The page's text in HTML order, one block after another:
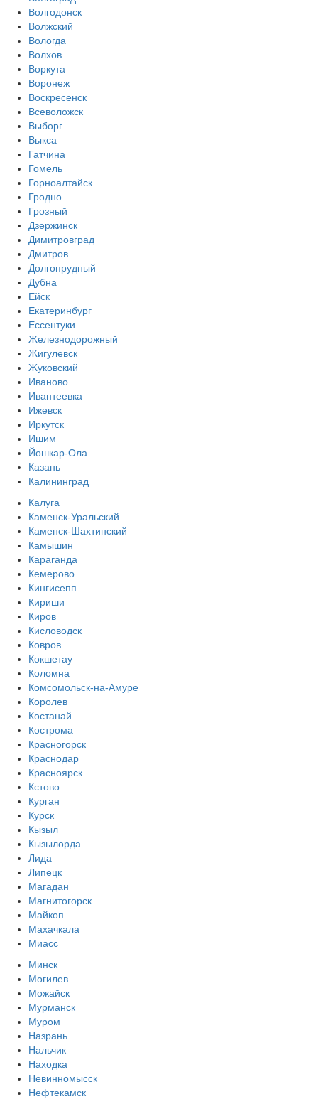
Волгодонск
Волжский
Вологда
Волхов
Воркута
Воронеж
Воскресенск
Всеволожск
Выборг
Выкса
Гатчина
Гомель
Горноалтайск
Гродно
Грозный
Дзержинск
Димитровград
Дмитров
Долгопрудный
Дубна
Ейск
Екатеринбург
Ессентуки
Железнодорожный
Жигулевск
Жуковский
Иваново
Ивантеевка
Ижевск
Иркутск
Ишим
Йошкар-Ола
Казань
Калининград
Калуга
Каменск-Уральский
Каменск-Шахтинский
Камышин
Караганда
Кемерово
Кингисепп
Кириши
Киров
Кисловодск
Ковров
Кокшетау
Коломна
Комсомольск-на-Амуре
Королев
Костанай
Кострома
Красногорск
Краснодар
Красноярск
Кстово
Курган
Курск
Кызыл
Кызылорда
Лида
Липецк
Магадан
Магнитогорск
Майкоп
Махачкала
Миасс
Минск
Могилев
Можайск
Мурманск
Муром
Назрань
Нальчик
Находка
Невинномысск
Нефтекамск